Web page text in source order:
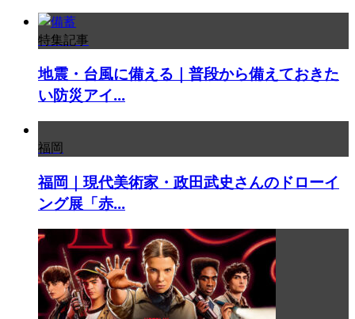
特集記事
地震・台風に備える｜普段から備えておきた
い防災アイ...
福岡
福岡｜現代美術家・政田武史さんのドローイ
ング展「赤...